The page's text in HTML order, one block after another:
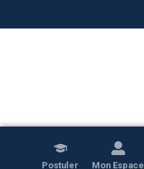
Postuler Mon Espace